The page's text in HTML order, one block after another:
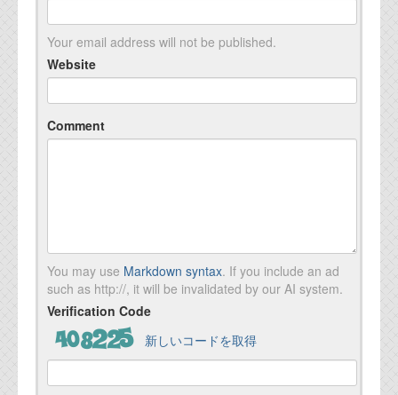
Your email address will not be published.
Website
Comment
You may use Markdown syntax. If you include an ad
such as http://, it will be invalidated by our AI system.
Verification Code
新しいコードを取得